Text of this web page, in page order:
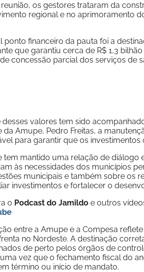
reunião, os gestores trataram da
regional e no aprimoramento
ponto financeiro da pauta foi a
que garantiu cerca de R$ 1,3
concessão parcial dos serviços de
desses valores tem sido
da Amupe, Pedro Freitas, a
para garantir que os
tem mantido uma relação de
às necessidades dos municípios
municipais e também sobre os
investimentos e fortalecer o
o Podcast do Jamildo e outros
entre a Amupe e a Compesa
no Nordeste. A destinação
de perto pelos órgãos de
uma vez que o fechamento fiscal do
término ou início de mandato.